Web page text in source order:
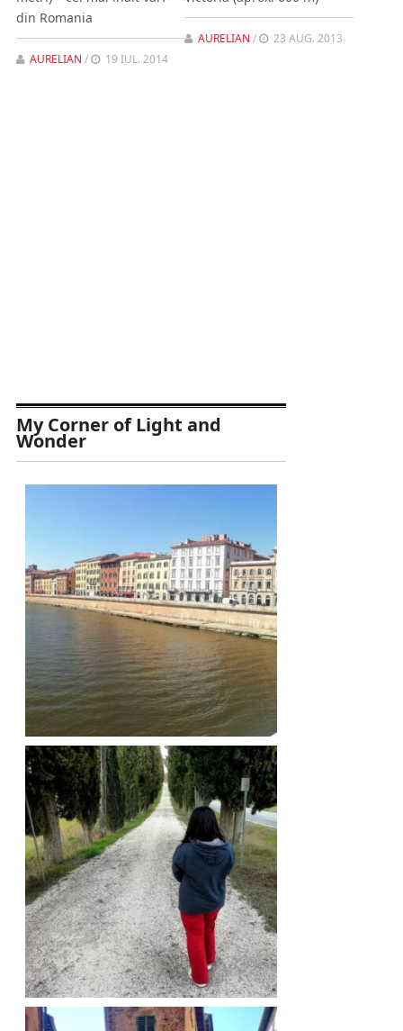
din Romania
AURELIAN / 19 IUL. 2014
AURELIAN / 23 AUG. 2013
My Corner of Light and
Wonder